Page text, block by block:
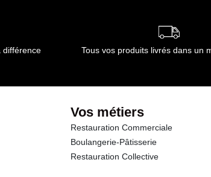
différence Tous vos produits livrés dans un
Vos métiers
Restauration Commerciale
Boulangerie-Pâtisserie
Restauration Collective